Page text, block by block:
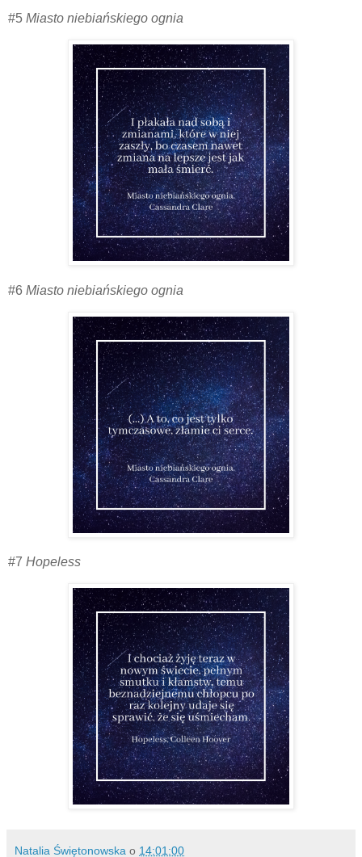
#5 Miasto niebiańskiego ognia
#6 Miasto niebiańskiego ognia
#7 Hopeless
Natalia Świętonowska o 14:01:00